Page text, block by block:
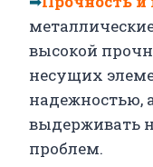
высокой
несущих
надежностью,
выдерживать
проблем.